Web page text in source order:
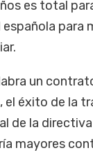
es total
para
un
el éxito de la
de la
mayores